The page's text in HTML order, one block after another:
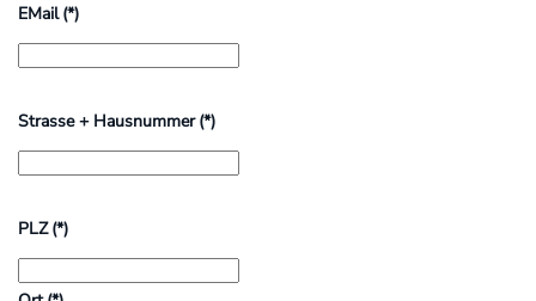
EMail (*)
Strasse + Hausnummer (*)
PLZ (*)